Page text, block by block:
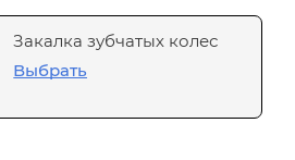
Закалка зубчатых колес
Выбрать